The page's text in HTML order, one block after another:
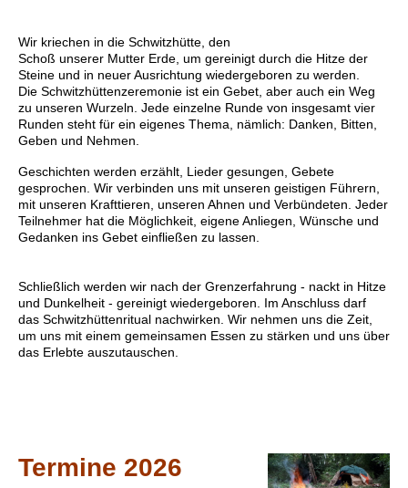
Wir kriechen in die Schwitzhütte, den
Schoß unserer Mutter Erde, um gereinigt durch die Hitze der
Steine und in neuer Ausrichtung wiedergeboren zu werden.
Die Schwitzhüttenzeremonie ist ein Gebet, aber auch ein Weg
zu unseren Wurzeln. Jede einzelne Runde von insgesamt vier
Runden steht für ein eigenes Thema, nämlich: Danken, Bitten,
Geben und Nehmen.
Geschichten werden erzählt, Lieder gesungen, Gebete
gesprochen. Wir verbinden uns mit unseren geistigen Führern,
mit unseren Krafttieren, unseren Ahnen und Verbündeten. Jeder
Teilnehmer hat die Möglichkeit, eigene Anliegen, Wünsche und
Gedanken ins Gebet einfließen zu lassen.
Schließlich werden wir nach der Grenzerfahrung - nackt in Hitze
und Dunkelheit - gereinigt wiedergeboren. Im Anschluss darf
das Schwitzhüttenritual nachwirken. Wir nehmen uns die Zeit,
um uns mit einem gemeinsamen Essen zu stärken und uns über
das Erlebte auszutauschen.
Termine 2026